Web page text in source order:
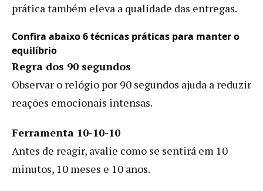
prática também eleva a qualidade das entregas.
Confira abaixo 6 técnicas práticas para manter o
equilíbrio
Regra dos 90 segundos
Observar o relógio por 90 segundos ajuda a reduzir
reações emocionais intensas.
Ferramenta 10-10-10
Antes de reagir, avalie como se sentirá em 10
minutos, 10 meses e 10 anos.